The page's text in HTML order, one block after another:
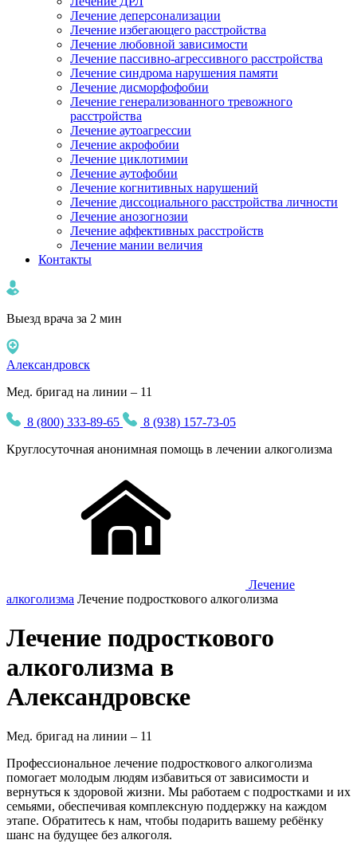
Лечение деперсонализации
Лечение избегающего расстройства
Лечение любовной зависимости
Лечение пассивно-агрессивного расстройства
Лечение синдрома нарушения памяти
Лечение дисморфофобии
Лечение генерализованного тревожного
расстройства
Лечение аутоагрессии
Лечение акрофобии
Лечение циклотимии
Лечение аутофобии
Лечение когнитивных нарушений
Лечение диссоциального расстройства личности
Лечение анозогнозии
Лечение аффективных расстройств
Лечение мании величия
Контакты
Выезд врача за 2 мин
Александровск
Мед. бригад на линии – 11
8 (800) 333-89-65
8 (938) 157-73-05
Круглосуточная анонимная помощь в лечении алкоголизма
Лечение
алкоголизма Лечение подросткового алкоголизма
Лечение подросткового
алкоголизма в
Александровске
Мед. бригад на линии – 11
Профессиональное лечение подросткового алкоголизма
помогает молодым людям избавиться от зависимости и
вернуться к здоровой жизни. Мы работаем с подростками и их
семьями, обеспечивая комплексную поддержку на каждом
этапе. Обратитесь к нам, чтобы подарить вашему ребёнку
шанс на будущее без алкоголя.